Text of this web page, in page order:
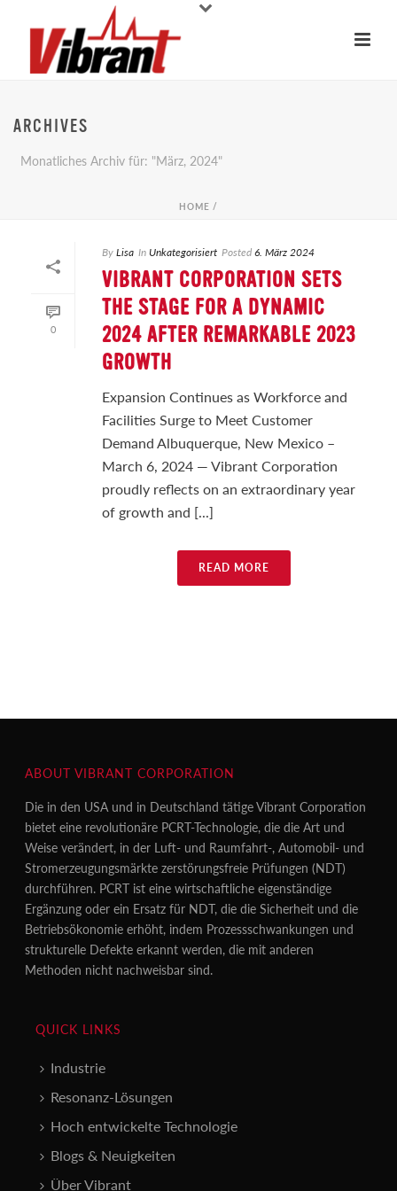
ARCHIVES
Monatliches Archiv für: "März, 2024"
HOME /
0
ByLisa In Unkategorisiert Posted6. März 2024
VIBRANT CORPORATION SETS
THE STAGE FOR A DYNAMIC
2024 AFTER REMARKABLE 2023
GROWTH
Expansion Continues as Workforce and
Facilities Surge to Meet Customer
Demand Albuquerque, New Mexico –
March 6, 2024 — Vibrant Corporation
proudly reflects on an extraordinary year
of growth and [...]
READ MORE
ABOUT VIBRANT CORPORATION
Die in den USA und in Deutschland tätige Vibrant Corporation
bietet eine revolutionäre PCRT-Technologie, die die Art und
Weise verändert, in der Luft- und Raumfahrt-, Automobil- und
Stromerzeugungsmärkte zerstörungsfreie Prüfungen (NDT)
durchführen. PCRT ist eine wirtschaftliche eigenständige
Ergänzung oder ein Ersatz für NDT, die die Sicherheit und die
Betriebsökonomie erhöht, indem Prozessschwankungen und
strukturelle Defekte erkannt werden, die mit anderen
Methoden nicht nachweisbar sind.
QUICK LINKS
Industrie
Resonanz-Lösungen
Hoch entwickelte Technologie
Blogs & Neuigkeiten
Über Vibrant